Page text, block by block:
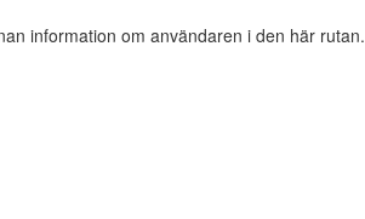
information om användaren i den här rutan.